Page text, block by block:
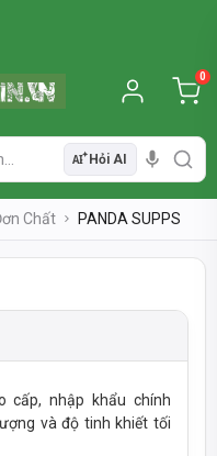
AI Hỏi AI
0
Chất PANDA SUPPS
cấp, nhập khẩu chính
và độ tinh khiết tối